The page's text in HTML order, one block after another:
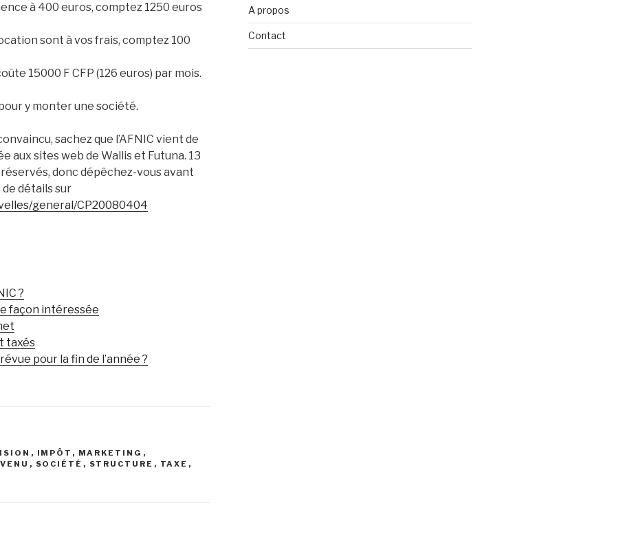
à 400 euros, comptez 1250 euros
sont à vos frais, comptez 100
15000 F CFP (126 euros) par mois.
y monter une société.
sachez que l’AFNIC vient de
aux sites web de Wallis et Futuna. 13
donc dépêchez-vous avant
de détails sur
general/CP20080404
?
façon intéressée
taxés
pour la fin de l’année ?
, IMPÔT , MARKETING ,
, SOCIÉTÉ , STRUCTURE , TAXE ,
A propos
Contact